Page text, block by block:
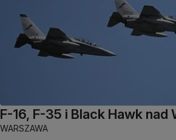
F-16, F-35 i Black Hawk nad
WARSZAWA